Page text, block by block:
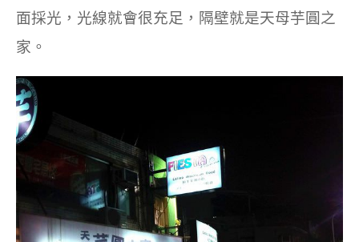
面採光，光線就會很充足，隔壁就是天母芋圓之
家。